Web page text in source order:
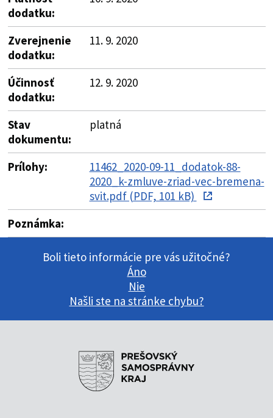
dodatku:
Zverejnenie
dodatku:
11. 9. 2020
Účinnosť
dodatku:
12. 9. 2020
Stav
dokumentu:
platná
Prílohy:
11462_2020-09-11_dodatok-88-
2020_k-zmluve-zriad-vec-bremena-
svit.pdf (PDF, 101 kB)
Poznámka:
Boli tieto informácie pre vás užitočné?
Áno
Nie
Našli ste na stránke chybu?